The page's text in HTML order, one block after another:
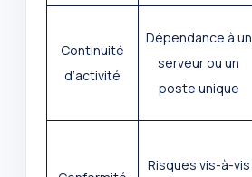
Continuité
d’activité
Dépendance à un
serveur ou un
poste unique
Risques vis-à-vis